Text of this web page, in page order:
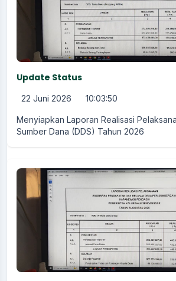
Update Status
22 Juni 2026 10:03:50
Menyiapkan Laporan Realisasi
Sumber Dana (DDS) Tahun 2026